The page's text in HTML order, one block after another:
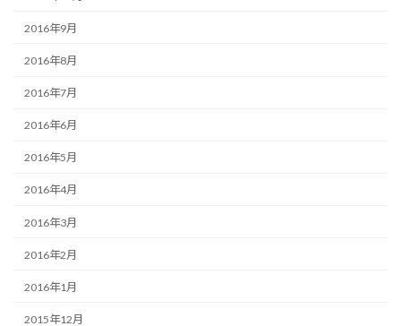
2016年9月
2016年8月
2016年7月
2016年6月
2016年5月
2016年4月
2016年3月
2016年2月
2016年1月
2015年12月